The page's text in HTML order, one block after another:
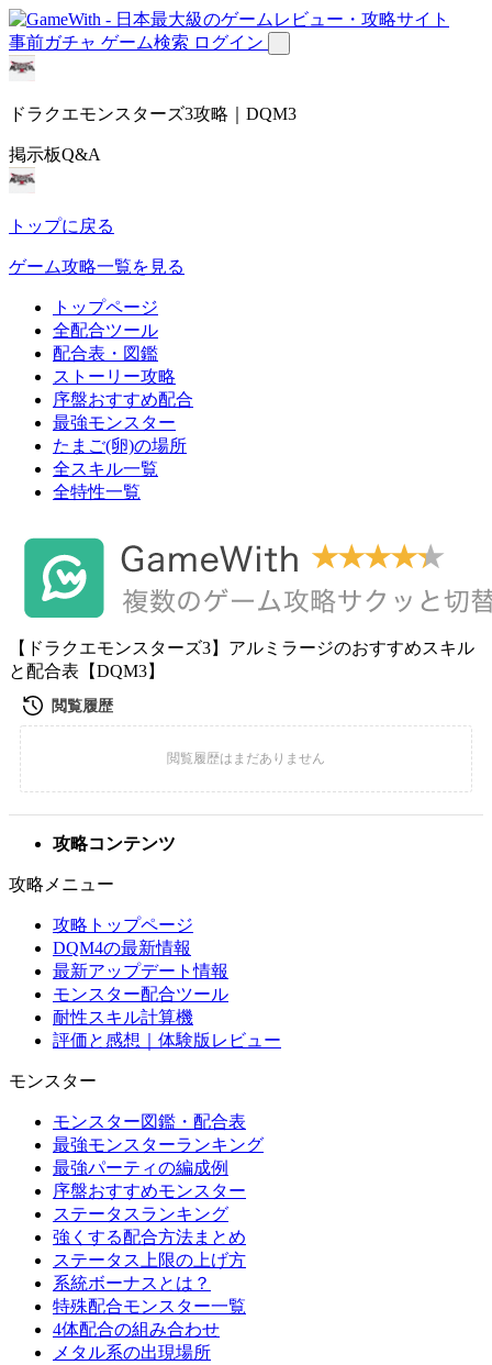
事前ガチャ ゲーム検索 ログイン
ドラクエモンスターズ3攻略｜DQM3
掲示板Q&A
トップに戻る
ゲーム攻略一覧を見る
トップページ
全配合ツール
配合表・図鑑
ストーリー攻略
序盤おすすめ配合
最強モンスター
たまご(卵)の場所
全スキル一覧
全特性一覧
【ドラクエモンスターズ3】アルミラージのおすすめスキル
と配合表【DQM3】
攻略コンテンツ
攻略メニュー
攻略トップページ
DQM4の最新情報
最新アップデート情報
モンスター配合ツール
耐性スキル計算機
評価と感想｜体験版レビュー
モンスター
モンスター図鑑・配合表
最強モンスターランキング
最強パーティの編成例
序盤おすすめモンスター
ステータスランキング
強くする配合方法まとめ
ステータス上限の上げ方
系統ボーナスとは？
特殊配合モンスター一覧
4体配合の組み合わせ
メタル系の出現場所